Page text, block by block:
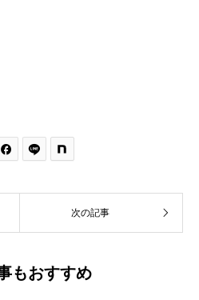

次の記事
もおすすめ